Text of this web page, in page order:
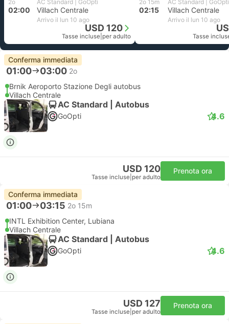
2o AC Standard | GoOpti
02:00 Villach Centrale
Arrivo il lun 10 ago
USD 120
Tasse incluse per adulto
2o 15m AC Standard | GoOpti
02:15 Villach Centrale
Arrivo il lun 10 ago
Tasse
Conferma immediata
01:00 03:00 2o
Brnik Aeroporto Stazione Degli autobus
Villach Centrale
AC Standard | Autobus
GoOpti 4.6
USD 120
Tasse incluse per adulto
Prenota ora
Conferma immediata
01:00 03:15 2o 15m
INTL Exhibition Center, Lubiana
Villach Centrale
AC Standard | Autobus
GoOpti 4.6
USD 127
Tasse incluse per adulto
Prenota ora